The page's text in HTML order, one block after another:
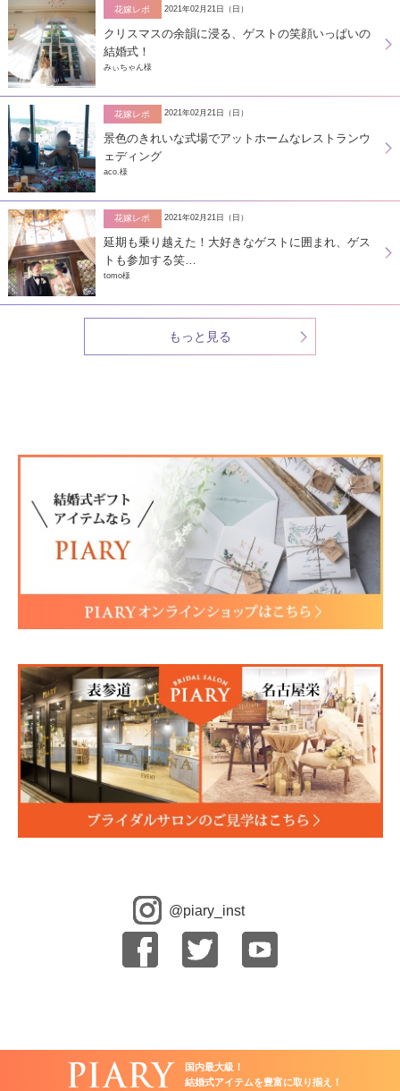
花嫁レポ 2021年02月21日（日）
クリスマスの余韻に浸る、ゲストの笑顔いっぱいの
結婚式！
みぃちゃん様
花嫁レポ 2021年02月21日（日）
景色のきれいな式場でアットホームなレストランウ
ェディング
aco.様
花嫁レポ 2021年02月21日（日）
延期も乗り越えた！大好きなゲストに囲まれ、ゲス
トも参加する笑…
tomo様
もっと見る
@piary_inst
国内最大級！
結婚式アイテムを豊富に取り揃え！